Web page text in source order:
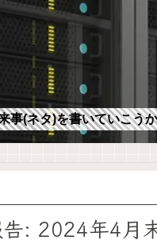
事(ネタ)を書いていこう
告: 2024年4月